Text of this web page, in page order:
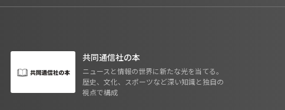
共同通信社の本
ニュースと情報の世界に新たな光を当てる。
歴史、文化、スポーツなど深い知識と独自の
視点で構成